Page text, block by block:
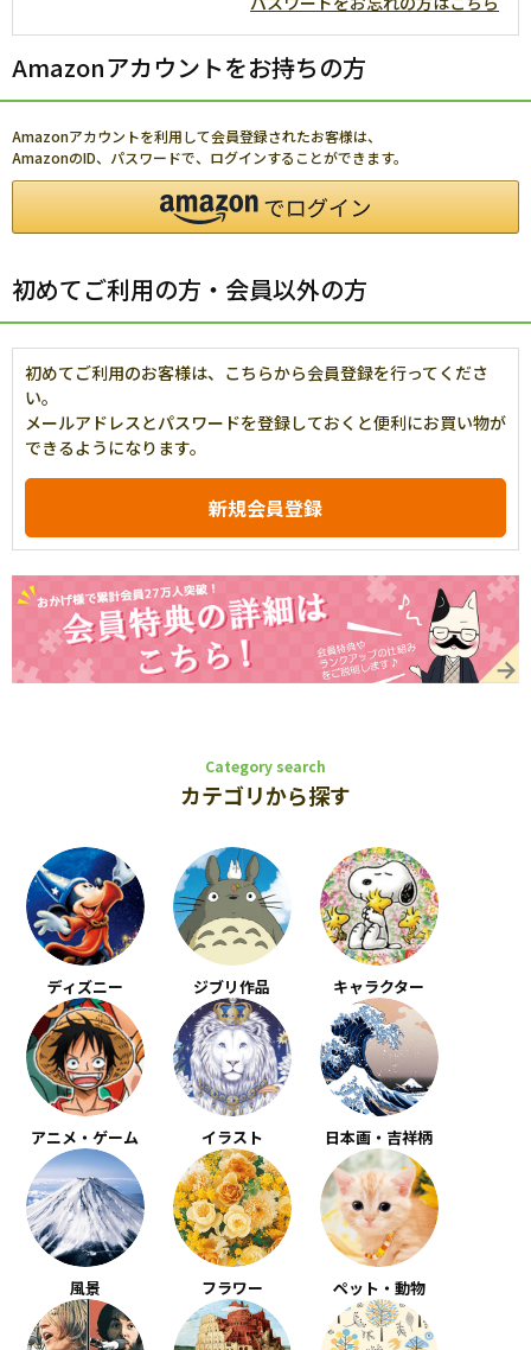
Amazonアカウントをお持ちの方
Amazonアカウントを利用して会員登録されたお客様は、
AmazonのID、パスワードで、ログインすることができます。
初めてご利用の方・会員以外の方
初めてご利用のお客様は、こちらから会員登録を行ってくださ
い。
メールアドレスとパスワードを登録しておくと便利にお買い物が
できるようになります。
Category search
カテゴリから探す
ディズニー ジブリ作品 キャラクター
アニメ・ゲーム イラスト 日本画・吉祥柄
風景 フラワー ペット・動物